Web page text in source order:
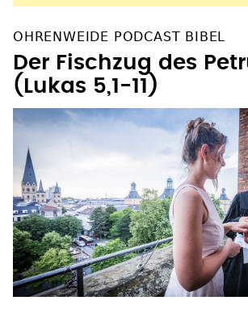
OHRENWEIDE PODCAST BIBEL
Der Fischzug des
(Lukas 5,1-11)